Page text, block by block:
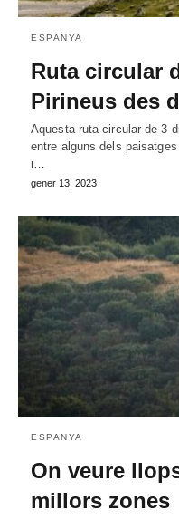
ESPANYA
Ruta circular
Pirineus des
Aquesta ruta circular de 3
entre alguns dels
i…
gener 13, 2023
ESPANYA
On veure
millors zones